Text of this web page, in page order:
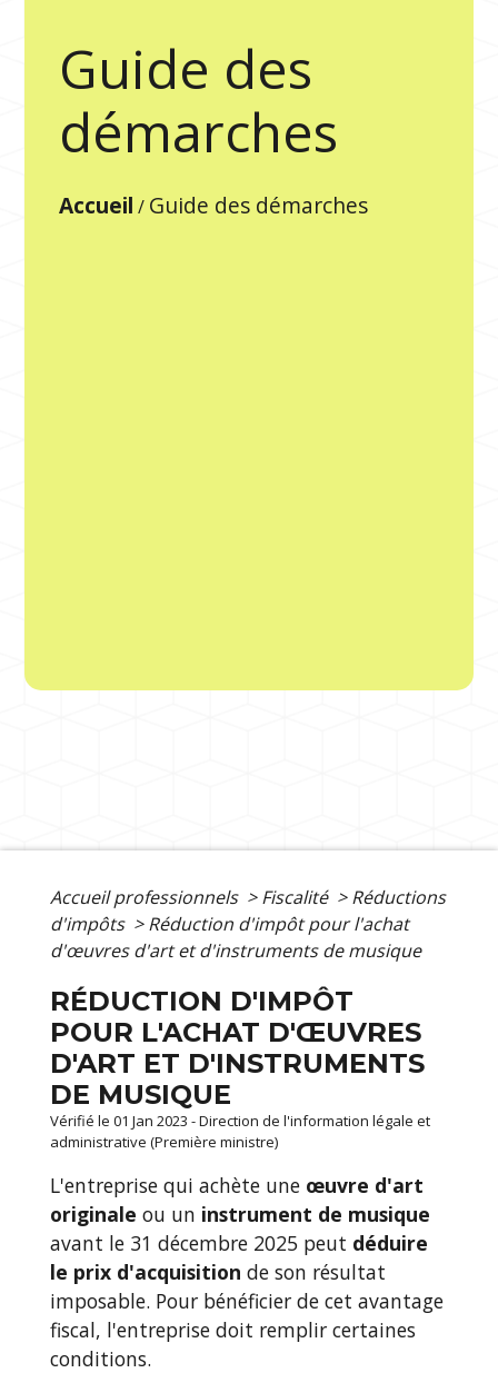
Guide des
démarches
Accueil / Guide des démarches
Accueil professionnels > Fiscalité > Réductions
d'impôts > Réduction d'impôt pour l'achat
d'œuvres d'art et d'instruments de musique
RÉDUCTION D'IMPÔT
POUR L'ACHAT D'ŒUVRES
D'ART ET D'INSTRUMENTS
DE MUSIQUE
Vérifié le 01 Jan 2023 - Direction de l'information légale et
administrative (Première ministre)
L'entreprise qui achète une œuvre d'art
originale ou un instrument de musique
avant le 31 décembre 2025 peut déduire
le prix d'acquisition de son résultat
imposable. Pour bénéficier de cet avantage
fiscal, l'entreprise doit remplir certaines
conditions.